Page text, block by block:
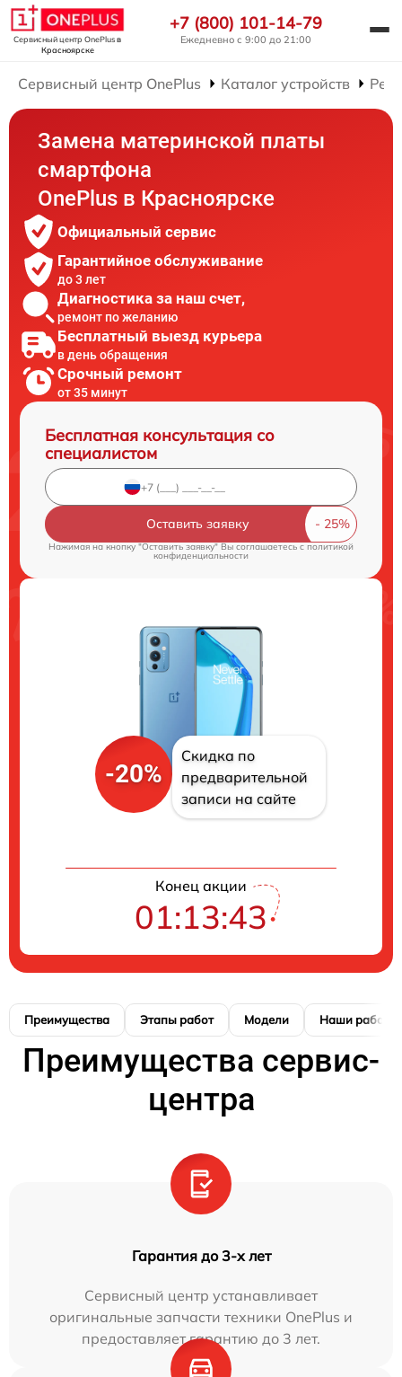
Сервисный центр OnePlusв
Красноярске
+7 (800) 101-14-79
Ежедневно с 9:00 до 21:00
Сервисный центр OnePlus Каталог устройств
Замена материнской платы
смартфона
OnePlus в Красноярске
Официальный сервис
Гарантийное обслуживание
до 3 лет
Диагностика за наш счет,
ремонт по желанию
Бесплатный выезд курьера
в день обращения
Срочный ремонт
от 35 минут
Бесплатная консультация со
специалистом
Оставить заявку
Нажимая на кнопку "Оставить заявку" Вы соглашаетесь c политикой
конфиденциальности
-20%
Скидка по
предварительной
записи на сайте
Конец акции
01:13:42
Преимущества Этапы работ Модели Наши работы
Преимущества сервис-
центра
Гарантия до 3-х лет
Сервисный центр устанавливает
оригинальные запчасти техники OnePlus и
предоставляет гарантию до 3 лет.